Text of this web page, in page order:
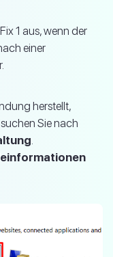
1 aus, wenn der
einer
herstellt,
Sie nach
.